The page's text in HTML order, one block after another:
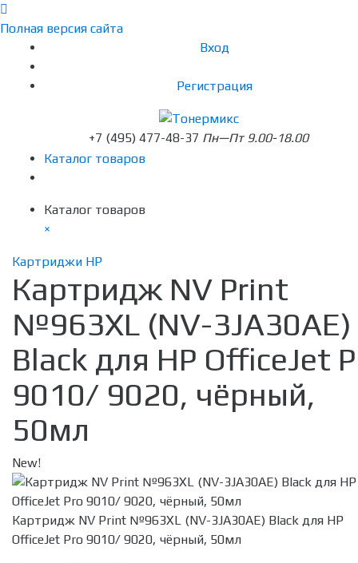
Полная версия сайта
Вход
Регистрация
+7 (495) 477-48-37 Пн—Пт 9.00-18.00
Каталог товаров
Каталог товаров
×
Картриджи HP
Картридж NV Print
№963XL (NV-3JA30AE)
Black для HP OfficeJet
9010/ 9020, чёрный,
50мл
New!
Картридж NV Print №963XL (NV-3JA30AE) Black для HP
OfficeJet Pro 9010/ 9020, чёрный, 50мл